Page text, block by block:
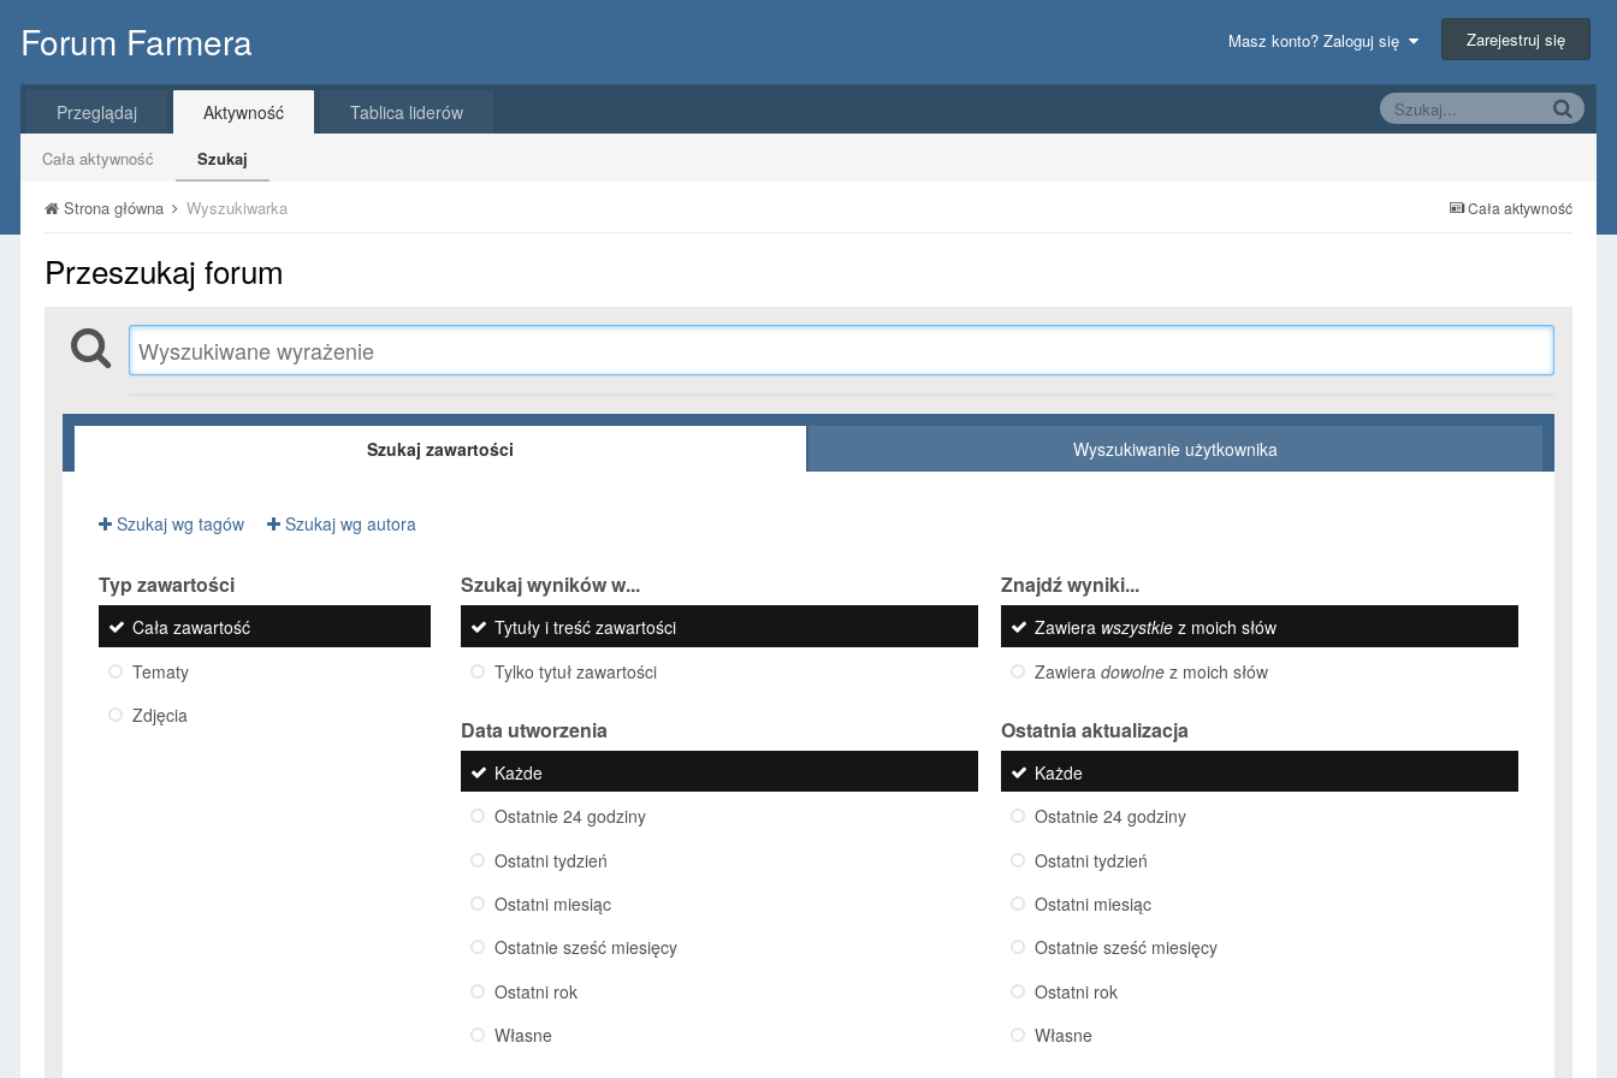
Forum Farmera Masz konto? Zaloguj się Zarejestruj się
Przeglądaj Aktywność
Cała aktywność Szukaj
Tablica liderów
Cała aktywność
Strona główna Wyszukiwarka
Przeszukaj forum
Szukaj zawartości Wyszukiwanie użytkownika
Szukaj wg tagów Szukaj wg autora
Typ zawartości
Cała zawartość
Tematy
Zdjęcia
Szukaj wyników w...
Tytuły i treść zawartości
Tylko tytuł zawartości
Znajdź wyniki...
Zawiera wszystkiez moich słów
Zawiera dowolnez moich słów
Data utworzenia
Każde
Ostatnie 24 godziny
Ostatni tydzień
Ostatni miesiąc
Ostatnie sześć miesięcy
Ostatni rok
Własne
Ostatnia aktualizacja
Każde
Ostatnie 24 godziny
Ostatni tydzień
Ostatni miesiąc
Ostatnie sześć miesięcy
Ostatni rok
Własne